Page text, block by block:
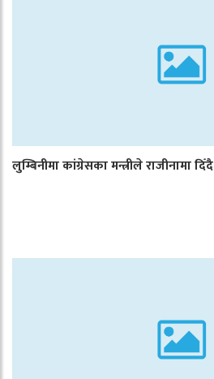
लुम्बिनीमा कांग्रेसका मन्त्रीले राजीनामा दिँदै